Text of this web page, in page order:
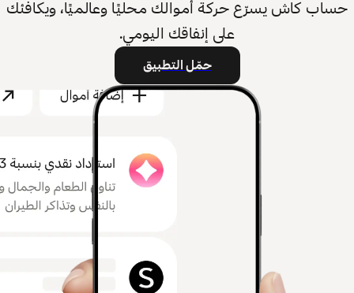
حساب كاش يسرّع حركة أموالك محليًا وعالميًا، ويكافئك
على إنفاقك اليومي.
حمّل التطبيق